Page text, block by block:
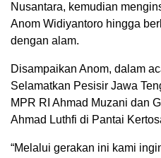
Nusantara, kemudian
Anom Widiyantoro hingga
dengan alam.
Disampaikan Anom, dalam
Selamatkan Pesisir Jawa
MPR RI Ahmad Muzani dan
Ahmad Luthfi di Pantai
“Melalui gerakan ini kami